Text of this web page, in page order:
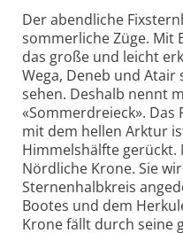
Der abendliche
sommerliche Züge. Mit
das große und leicht
Wega, Deneb und
sehen. Deshalb nennt
«Sommerdreieck».
mit dem hellen Arktur
Himmelshälfte gerückt.
Nördliche Krone. Sie
Sternenhalbkreis
Bootes und dem
Krone fällt durch seine